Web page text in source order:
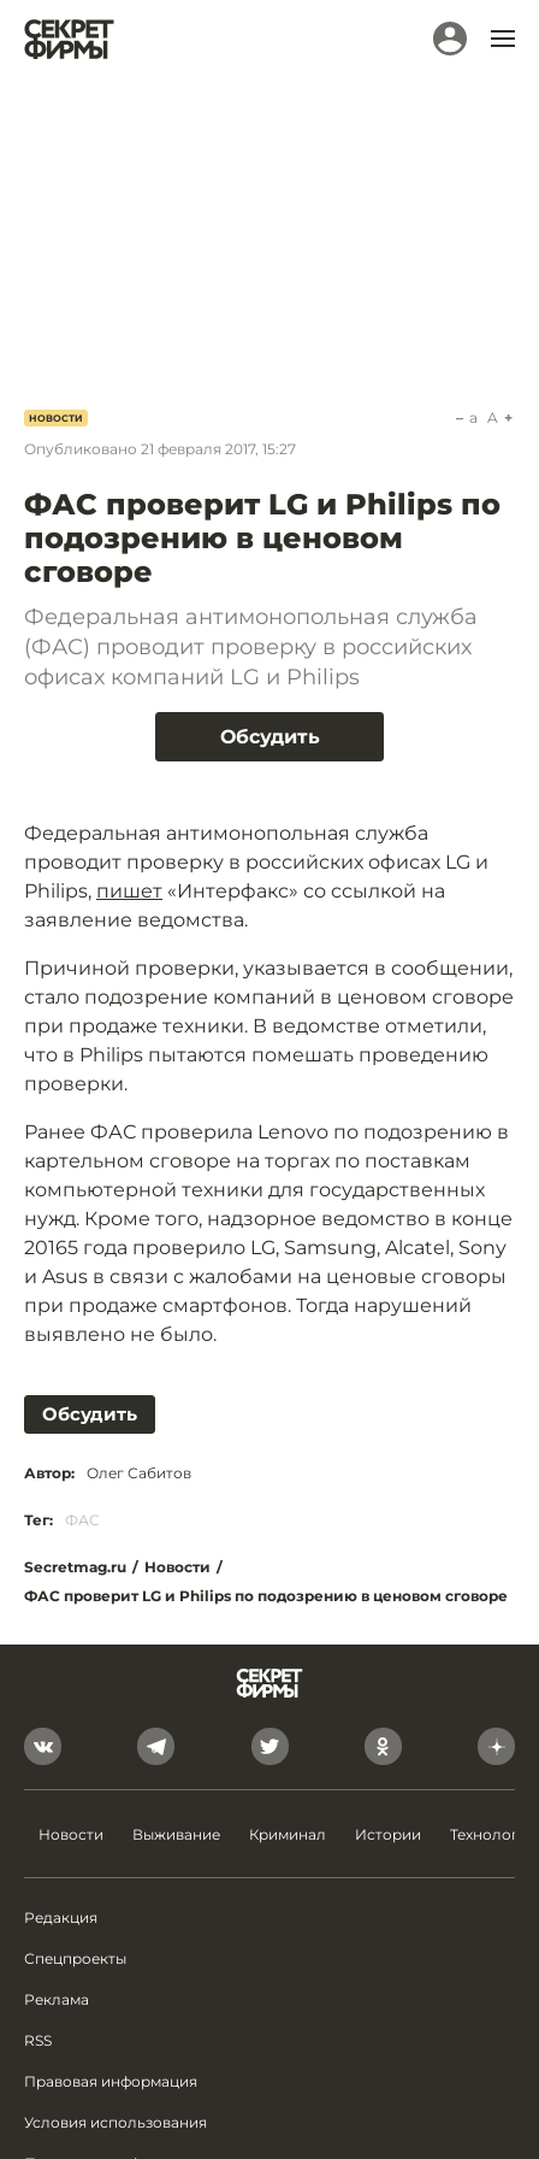
НОВОСТИ
Опубликовано 21 февраля 2017, 15:27
a A
ФАС проверит LG и Philips по
подозрению в ценовом
сговоре
Федеральная антимонопольная служба
(ФАС) проводит проверку в российских
офисах компаний LG и Philips
Обсудить
Федеральная антимонопольная служба
проводит проверку в российских офисах LG и
Philips, пишет «Интерфакс» со ссылкой на
заявление ведомства.
Причиной проверки, указывается в сообщении,
стало подозрение компаний в ценовом сговоре
при продаже техники. В ведомстве отметили,
что в Philips пытаются помешать проведению
проверки.
Ранее ФАС проверила Lenovo по подозрению в
картельном сговоре на торгах по поставкам
компьютерной техники для государственных
нужд. Кроме того, надзорное ведомство в конце
20165 года проверило LG, Samsung, Alcatel, Sony
и Asus в связи с жалобами на ценовые сговоры
при продаже смартфонов. Тогда нарушений
выявлено не было.
Обсудить
Автор: Олег Сабитов
Тег: ФАС
Secretmag.ru / Новости /
ФАС проверит LG и Philips по подозрению в ценовом сговоре
Новости Выживание Криминал Истории Технологии
Редакция
Спецпроекты
Реклама
RSS
Правовая информация
Условия использования